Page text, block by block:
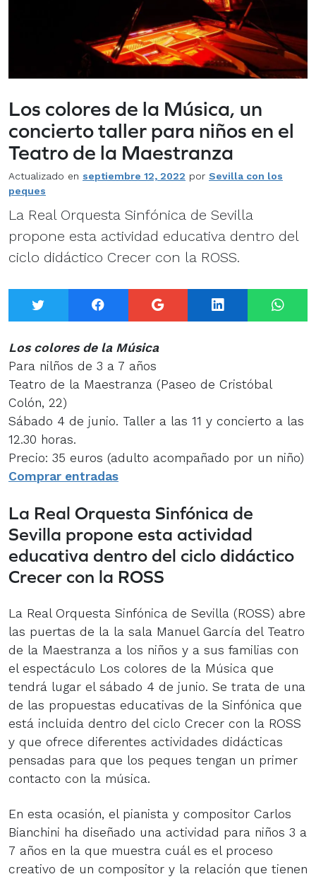
Los colores de la Música, un
concierto taller para niños en el
Teatro de la Maestranza
Actualizado en septiembre 12, 2022 por Sevilla con los
peques
La Real Orquesta Sinfónica de Sevilla
propone esta actividad educativa dentro del
ciclo didáctico Crecer con la ROSS.
Twitter Facebook Google+ LinkedIn
Los colores de la Música
Para nilños de 3 a 7 años
Teatro de la Maestranza (Paseo de Cristóbal
Colón, 22)
Sábado 4 de junio. Taller a las 11 y concierto a las
12.30 horas.
Precio: 35 euros (adulto acompañado por un niño)
Comprar entradas
La Real Orquesta Sinfónica de
Sevilla propone esta actividad
educativa dentro del ciclo didáctico
Crecer con la ROSS
La Real Orquesta Sinfónica de Sevilla (ROSS) abre
las puertas de la la sala Manuel García del Teatro
de la Maestranza a los niños y a sus familias con
el espectáculo Los colores de la Música que
tendrá lugar el sábado 4 de junio. Se trata de una
de las propuestas educativas de la Sinfónica que
está incluida dentro del ciclo Crecer con la ROSS
y que ofrece diferentes actividades didácticas
pensadas para que los peques tengan un primer
contacto con la música.
En esta ocasión, el pianista y compositor Carlos
Bianchini ha diseñado una actividad para niños 3 a
7 años en la que muestra cuál es el proceso
creativo de un compositor y la relación que tienen